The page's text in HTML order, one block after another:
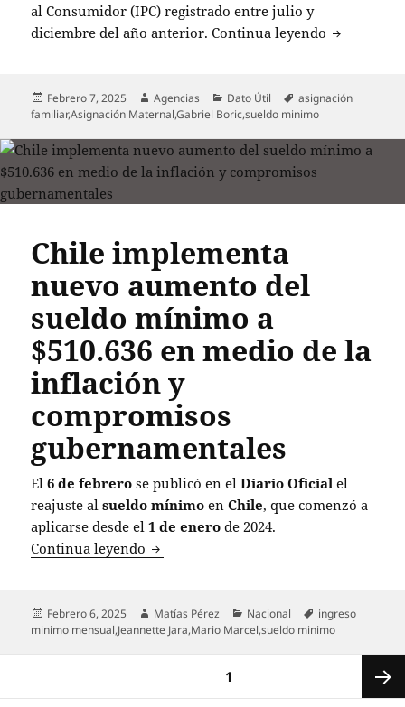
al Consumidor (IPC) registrado entre julio y
diciembre del año anterior.Continua leyendo Nuevo
Publicado
el
Febrero 7, 2025 Autor
Agencias Categorías
Dato Útil Etiquetas
asignación
familiar,Asignación Maternal,Gabriel Boric,sueldo minimo
Chile implementa
nuevo aumento del
sueldo mínimo a
$510.636 en medio de la
inflación y
compromisos
gubernamentales
El6 de febrero se publicó en elDiario Oficial el
reajuste alsueldo mínimo enChile, que comenzó a
aplicarse desde el1 de enero de 2024.
Continua leyendo Chile implementa nuevo aumento del
Publicado
el
Febrero 6, 2025 Autor
Matías Pérez Categorías
Nacional Etiquetas
ingreso
minimo mensual,Jeannette Jara,Mario Marcel,sueldo minimo
1